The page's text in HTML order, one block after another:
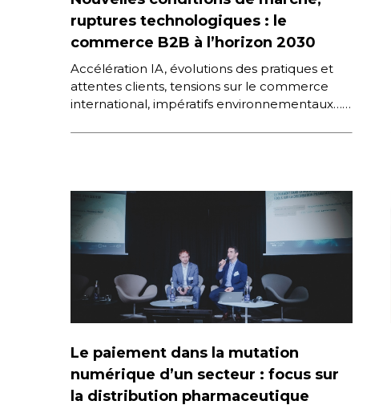
ruptures technologiques : le
commerce B2B à l’horizon 2030
Accélération IA, évolutions des pratiques et
attentes clients, tensions sur le commerce
international, impératifs environnementaux…
Le paiement dans la mutation
numérique d’un secteur : focus sur
la distribution pharmaceutique